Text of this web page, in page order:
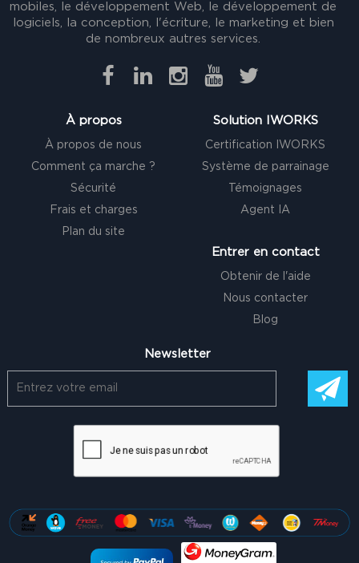
mobiles, le développement Web, le développement de
logiciels, la conception, l'écriture, le marketing et bien
de nombreux autres services.
À propos
À propos de nous
Comment ça marche ?
Sécurité
Frais et charges
Plan du site
Solution IWORKS
Certification IWORKS
Système de parrainage
Témoignages
Agent IA
Entrer en contact
Obtenir de l'aide
Nous contacter
Blog
Newsletter